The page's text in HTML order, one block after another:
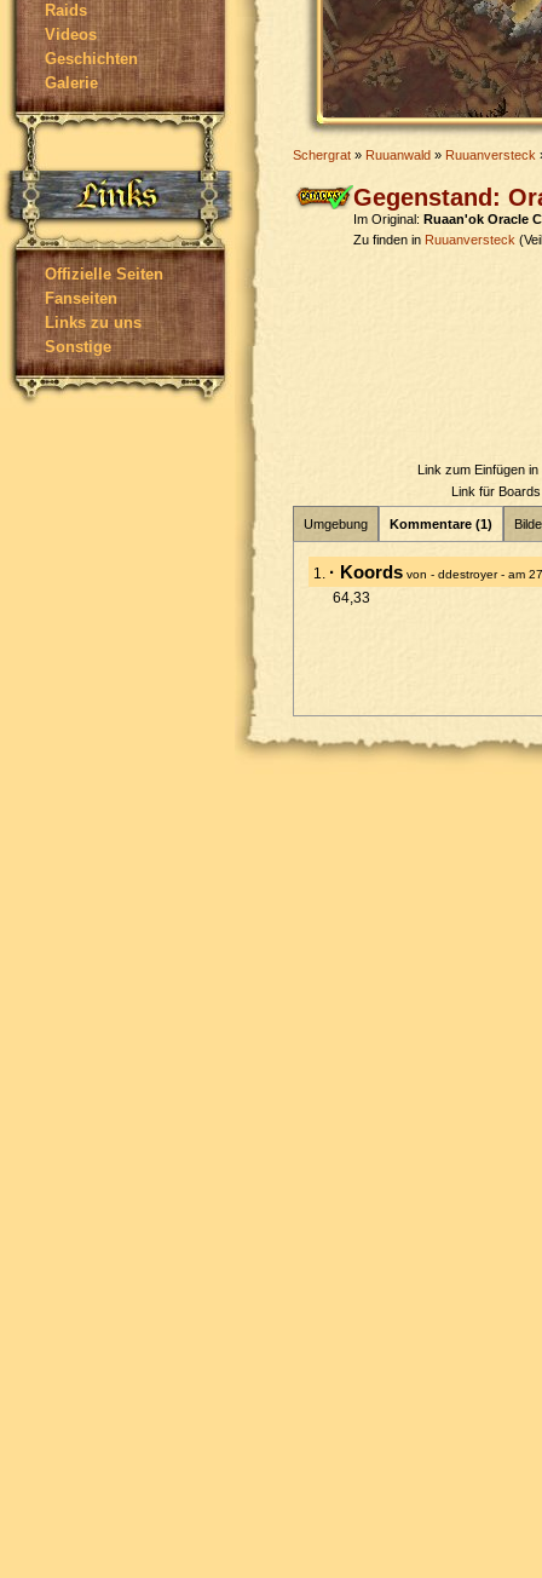
Raids
Videos
Geschichten
Galerie
Offizielle Seiten
Fanseiten
Links zu uns
Sonstige
Schergrat » Ruuanwald » Ruuanversteck
Gegenstand:
Im Original: Ruaan'ok Oracle
Zu finden in Ruuanversteck
Link zum Einfügen
Link für
Umgebung Kommentare (1)
1. · Koords von - ddestroyer - am
64,33